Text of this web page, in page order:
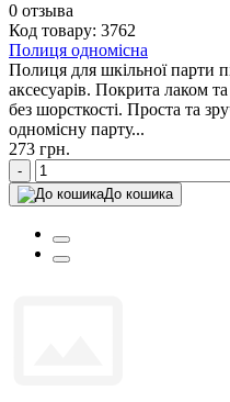
0 отзыва
Код товару: 3762
Полиця одномісна
Полиця для шкільної парти
аксесуарів. Покрита лаком
без шорсткості. Проста та
одномісну парту...
273 грн.
-
До кошика